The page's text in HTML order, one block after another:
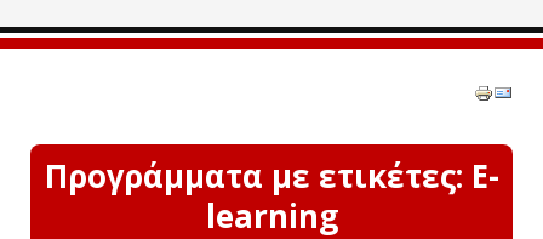
Προγράμματα με ετικέτες: E-
learning